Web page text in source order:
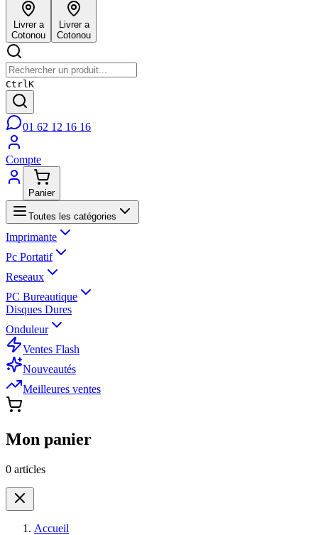
Livrer a
Cotonou
Livrer a
Cotonou
CtrlK
01 62 12 16 16
Compte
Panier
Toutes les catégories
Imprimante
Pc Portatif
Reseaux
PC Bureautique
Disques Dures
Onduleur
Ventes Flash
Nouveautés
Meilleures ventes
Mon panier
0 articles
Accueil